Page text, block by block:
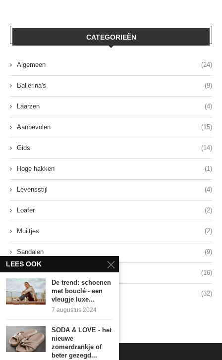
CATEGORIEËN
Algemeen (24)
Ballerina's (9)
Laarzen (4)
Aanbevolen (15)
Gids (14)
Hoge hakken (1)
Levensstijl (4)
Loafer (2)
Muiltjes (2)
Sandalen (9)
Sneakers (16)
Stijl (32)
LEES OOK
De trend: schoenen
met bouclé - een
vleugje luxe...
7 augustus 2024
SODA & LOVE - het
nieuwe
zomerdrankje of
beter gezegd...